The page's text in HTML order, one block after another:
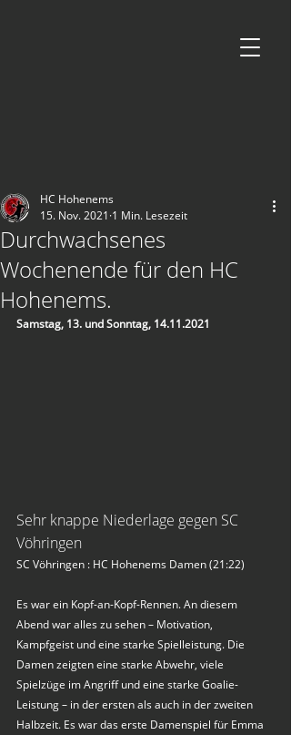
Durchwachsenes
Wochenende für den HC
Hohenems.
HC Hohenems
15. Nov. 2021 1 Min. Lesezeit
Samstag, 13. und Sonntag, 14.11.2021
Sehr knappe Niederlage gegen SC
Vöhringen
SC Vöhringen : HC Hohenems Damen (21:22)
Es war ein Kopf-an-Kopf-Rennen. An diesem
Abend war alles zu sehen – Motivation,
Kampfgeist und eine starke Spielleistung. Die
Damen zeigten eine starke Abwehr, viele
Spielzüge im Angriff und eine starke Goalie-
Leistung – in der ersten als auch in der zweiten
Halbzeit. Es war das erste Damenspiel für Emma